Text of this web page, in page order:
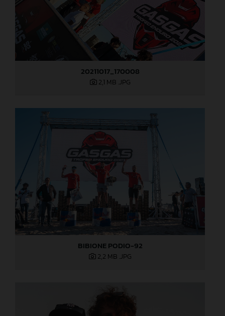
20211017_170008
2,1 MB .JPG
BIBIONE PODIO-92
2,2 MB .JPG